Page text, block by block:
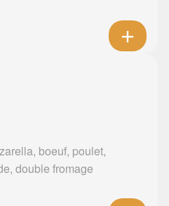
boeuf, poulet,
double fromage